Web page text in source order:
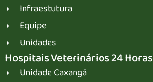
Infraestutura
Equipe
Unidades
Hospitais Veterinários 24 Horas
Unidade Caxangá